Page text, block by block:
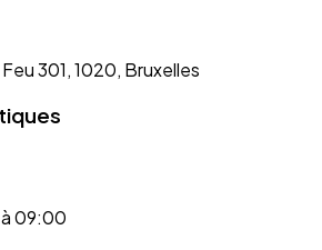
301, 1020, Bruxelles
à 09:00